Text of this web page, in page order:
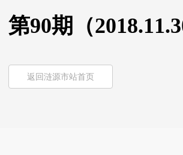
第90期（
返回涟源市站首页